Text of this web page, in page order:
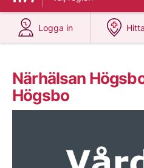
Logga in
på 1177.se
Närhälsan
Högsbo